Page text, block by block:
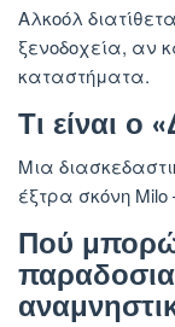
Αλκοόλ
ξενοδοχεία, αν
καταστήματα.
Τι είναι ο
Μια
έξτρα σκόνη
Πού